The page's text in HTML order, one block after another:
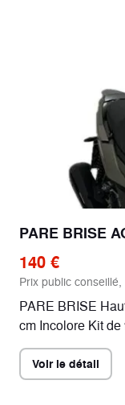
PARE BRISE
140 €
Prix public
PARE BRISE
cm Incolore Kit
Voir le détail